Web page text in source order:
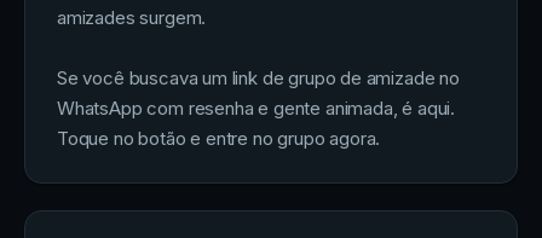
amizades surgem.
Se você buscava um link de grupo de amizade no
WhatsApp com resenha e gente animada, é aqui.
Toque no botão e entre no grupo agora.